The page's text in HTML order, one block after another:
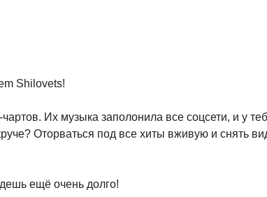
Shilovets!
Их музыка заполонила все соцсети, и у
Оторваться под все хиты вживую и снять
ещё очень долго!